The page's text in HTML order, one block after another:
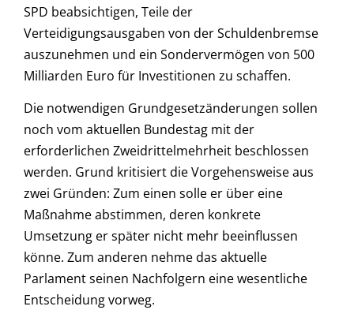
SPD beabsichtigen, Teile der
Verteidigungsausgaben von der Schuldenbremse
auszunehmen und ein Sondervermögen von 500
Milliarden Euro für Investitionen zu schaffen.
Die notwendigen Grundgesetzänderungen sollen
noch vom aktuellen Bundestag mit der
erforderlichen Zweidrittelmehrheit beschlossen
werden. Grund kritisiert die Vorgehensweise aus
zwei Gründen: Zum einen solle er über eine
Maßnahme abstimmen, deren konkrete
Umsetzung er später nicht mehr beeinflussen
könne. Zum anderen nehme das aktuelle
Parlament seinen Nachfolgern eine wesentliche
Entscheidung vorweg.